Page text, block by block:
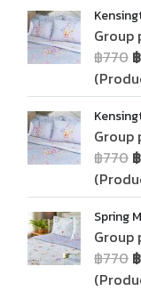
Group
฿770
Group
฿770
Spring
Group
฿770